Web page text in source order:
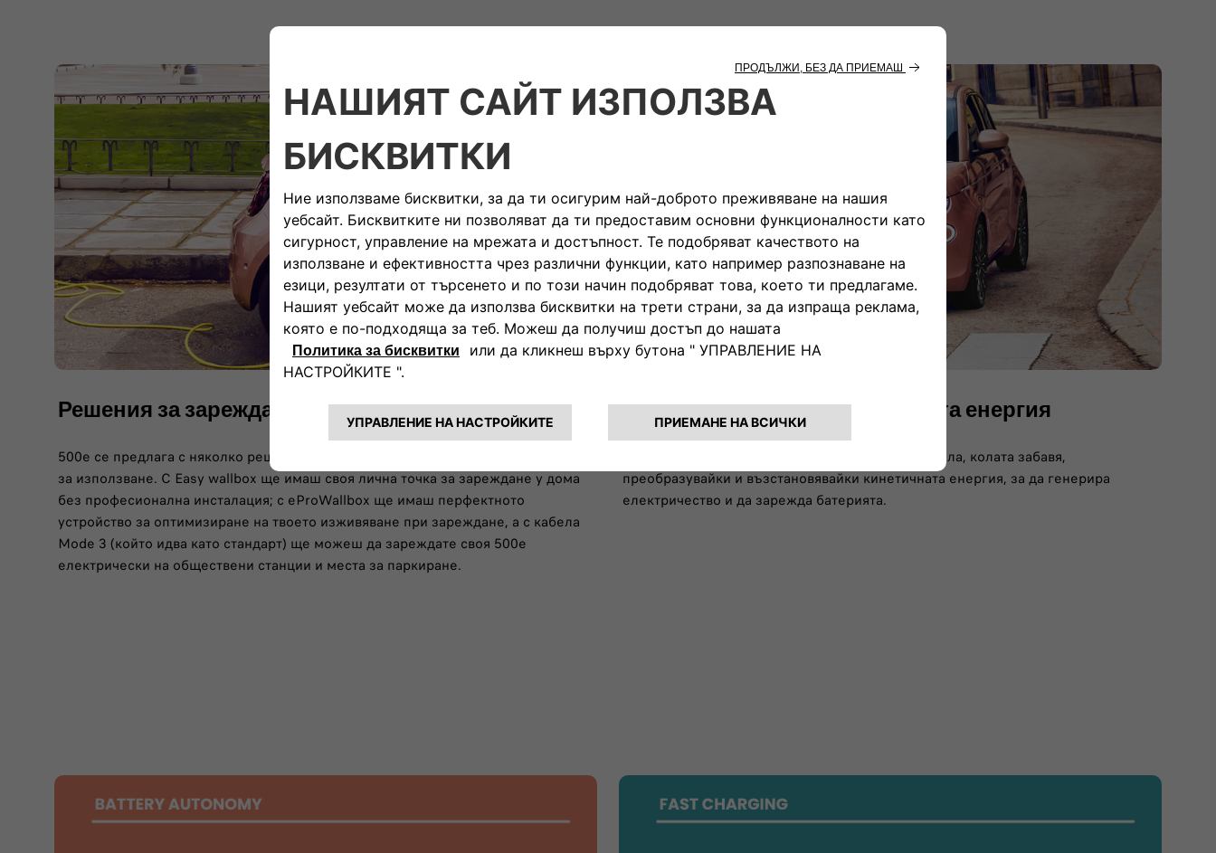
Решения за зареждане
500e се предлага с няколко решения за зареждане, всички безопасни и лесни
за използване. С Easy wallbox ще имаш своя лична точка за зареждане у дома
без професионална инсталация; с eProWallbox ще имаш перфектното
устройство за оптимизиране на твоето изживяване при зареждане, а с кабела
Mode 3 (който идва като стандарт) ще можеш да зареждате своя 500e
електрически на обществени станции и места за паркиране.
Възстановяване на спирачната енергия
Всеки път, когато свалиш десния си крак от педала, колата забавя,
преобразувайки и възстановявайки кинетичната енергия, за да генерира
електричество и да зарежда батерията.